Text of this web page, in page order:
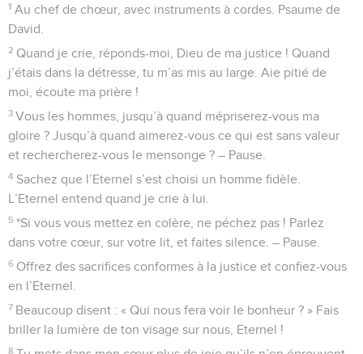
1 Au chef de chœur, avec instruments à cordes. Psaume de
David.
2 Quand je crie, réponds-moi, Dieu de ma justice ! Quand
j’étais dans la détresse, tu m’as mis au large. Aie pitié de
moi, écoute ma prière !
3 Vous les hommes, jusqu’à quand mépriserez-vous ma
gloire ? Jusqu’à quand aimerez-vous ce qui est sans valeur
et rechercherez-vous le mensonge ? – Pause.
4 Sachez que l’Eternel s’est choisi un homme fidèle.
L’Eternel entend quand je crie à lui.
5 *Si vous vous mettez en colère, ne péchez pas ! Parlez
dans votre cœur, sur votre lit, et faites silence. – Pause.
6 Offrez des sacrifices conformes à la justice et confiez-vous
en l’Eternel.
7 Beaucoup disent : « Qui nous fera voir le bonheur ? » Fais
briller la lumière de ton visage sur nous, Eternel !
8